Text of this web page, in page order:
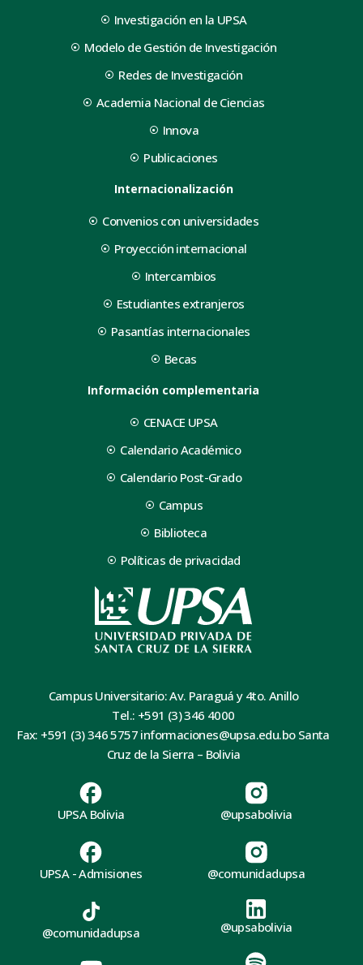
Investigación en la UPSA
Modelo de Gestión de Investigación
Redes de Investigación
Academia Nacional de Ciencias
Innova
Publicaciones
Internacionalización
Convenios con universidades
Proyección internacional
Intercambios
Estudiantes extranjeros
Pasantías internacionales
Becas
Información complementaria
CENACE UPSA
Calendario Académico
Calendario Post-Grado
Campus
Biblioteca
Políticas de privacidad
Campus Universitario: Av. Paraguá y 4to. Anillo
Tel.: +591 (3) 346 4000
Fax: +591 (3) 346 5757 informaciones@upsa.edu.bo Santa
Cruz de la Sierra – Bolivia
UPSA Bolivia
UPSA - Admisiones
@upsabolivia
@comunidadupsa
@comunidadupsa @upsabolivia